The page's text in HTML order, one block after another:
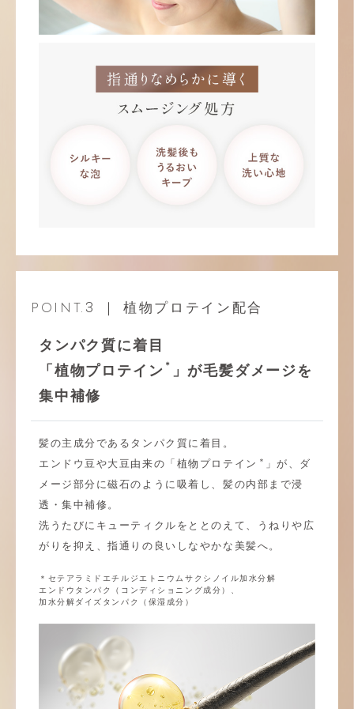
POINT. 3 ｜ 植物プロテイン配合
タンパク質に着目
「植物プロテイン ＊
」が毛髪ダメージを
集中補修
髪の主成分であるタンパク質に着目。
エンドウ豆や大豆由来の「植物プロテイン ＊
」が、ダ
メージ部分に磁石のように吸着し、髪の内部まで浸
透・集中補修。
洗うたびにキューティクルをととのえて、うねりや広
がりを抑え、指通りの良いしなやかな美髪へ。
＊セテアラミドエチルジエトニウムサクシノイル加水分解
エンドウタンパク（コンディショニング成分）、
加水分解ダイズタンパク（保湿成分）